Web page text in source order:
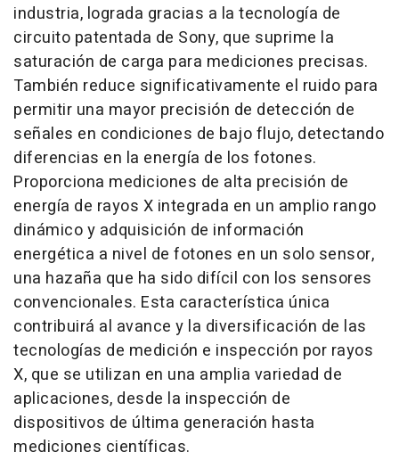
industria, lograda gracias a la tecnología de
circuito patentada de Sony, que suprime la
saturación de carga para mediciones precisas.
También reduce significativamente el ruido para
permitir una mayor precisión de detección de
señales en condiciones de bajo flujo, detectando
diferencias en la energía de los fotones.
Proporciona mediciones de alta precisión de
energía de rayos X integrada en un amplio rango
dinámico y adquisición de información
energética a nivel de fotones en un solo sensor,
una hazaña que ha sido difícil con los sensores
convencionales. Esta característica única
contribuirá al avance y la diversificación de las
tecnologías de medición e inspección por rayos
X, que se utilizan en una amplia variedad de
aplicaciones, desde la inspección de
dispositivos de última generación hasta
mediciones científicas.